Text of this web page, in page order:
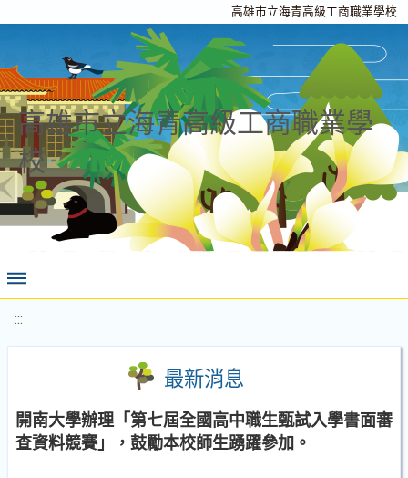
高雄市立海青高級工商職業學校
高雄市立海青高級工商職業學
校
:::
最新消息
開南大學辦理「第七屆全國高中職生甄試入學書面審
查資料競賽」，鼓勵本校師生踴躍參加。